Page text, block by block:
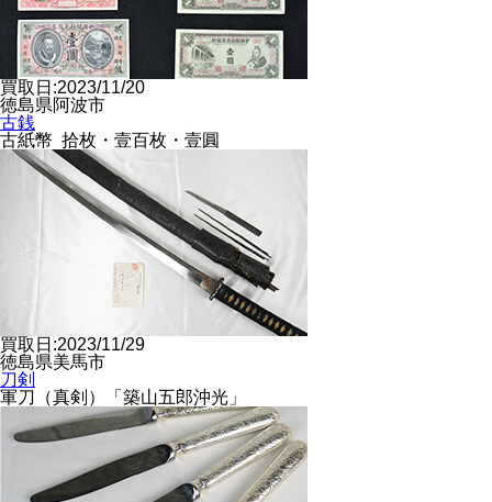
買取日:2023/11/20
徳島県阿波市
古銭
古紙幣 拾枚・壹百枚・壹圓
買取日:2023/11/29
徳島県美馬市
刀剣
軍刀（真剣）「築山五郎沖光」